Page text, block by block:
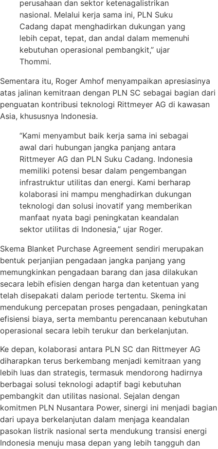
perusahaan dan sektor ketenagalistrikan
nasional. Melalui kerja sama ini, PLN Suku
Cadang dapat menghadirkan dukungan yang
lebih cepat, tepat, dan andal dalam memenuhi
kebutuhan operasional pembangkit,” ujar
Thommi.
Sementara itu, Roger Amhof menyampaikan apresiasinya
atas jalinan kemitraan dengan PLN SC sebagai bagian dari
penguatan kontribusi teknologi Rittmeyer AG di kawasan
Asia, khususnya Indonesia.
“Kami menyambut baik kerja sama ini sebagai
awal dari hubungan jangka panjang antara
Rittmeyer AG dan PLN Suku Cadang. Indonesia
memiliki potensi besar dalam pengembangan
infrastruktur utilitas dan energi. Kami berharap
kolaborasi ini mampu menghadirkan dukungan
teknologi dan solusi inovatif yang memberikan
manfaat nyata bagi peningkatan keandalan
sektor utilitas di Indonesia,” ujar Roger.
Skema Blanket Purchase Agreement sendiri merupakan
bentuk perjanjian pengadaan jangka panjang yang
memungkinkan pengadaan barang dan jasa dilakukan
secara lebih efisien dengan harga dan ketentuan yang
telah disepakati dalam periode tertentu. Skema ini
mendukung percepatan proses pengadaan, peningkatan
efisiensi biaya, serta membantu perencanaan kebutuhan
operasional secara lebih terukur dan berkelanjutan.
Ke depan, kolaborasi antara PLN SC dan Rittmeyer AG
diharapkan terus berkembang menjadi kemitraan yang
lebih luas dan strategis, termasuk mendorong hadirnya
berbagai solusi teknologi adaptif bagi kebutuhan
pembangkit dan utilitas nasional. Sejalan dengan
komitmen PLN Nusantara Power, sinergi ini menjadi bagian
dari upaya berkelanjutan dalam menjaga keandalan
pasokan listrik nasional serta mendukung transisi energi
Indonesia menuju masa depan yang lebih tangguh dan